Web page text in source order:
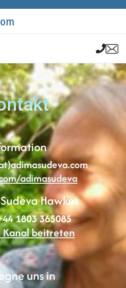
adimasudeva.com
adimasudeva
Hawkes
1803 365085‬
Kanal beitreten
uns in